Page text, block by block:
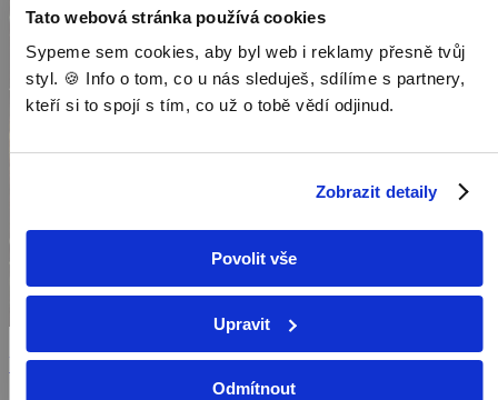
Tato webová stránka používá cookies
Sypeme sem cookies, aby byl web i reklamy přesně tvůj
styl. 🍪 Info o tom, co u nás sleduješ, sdílíme s partnery,
kteří si to spojí s tím, co už o tobě vědí odjinud.
Zobrazit detaily
Povolit vše
Upravit
Odmítnout
Ulička přízraků